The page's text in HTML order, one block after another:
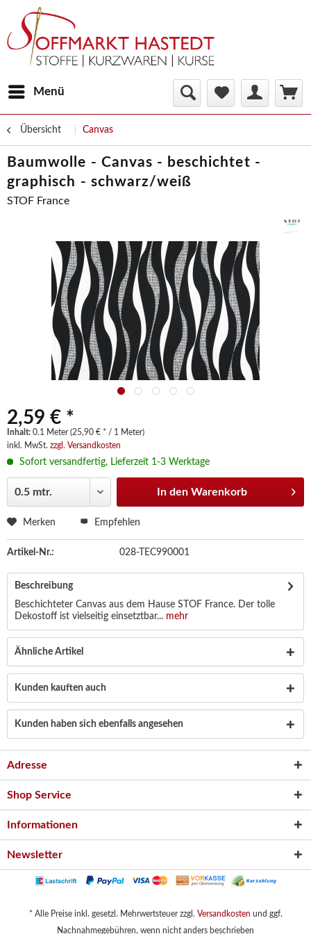
Menü
Übersicht Canvas
Baumwolle - Canvas - beschichtet -
graphisch - schwarz/weiß
STOF France
2,59 € *
Inhalt: 0.1 Meter (25,90 € * / 1 Meter)
inkl. MwSt. zzgl. Versandkosten
Sofort versandfertig, Lieferzeit 1-3 Werktage
In den Warenkorb
Merken Empfehlen
Artikel-Nr.: 028-TEC990001
Beschreibung
Beschichteter Canvas aus dem Hause STOF France. Der tolle
Dekostoff ist vielseitig einsetztbar... mehr
Ähnliche Artikel
Kunden kauften auch
Kunden haben sich ebenfalls angesehen
Adresse
Shop Service
Informationen
Newsletter
* Alle Preise inkl. gesetzl. Mehrwertsteuer zzgl. Versandkosten und ggf.
Nachnahmegebühren, wenn nicht anders beschrieben